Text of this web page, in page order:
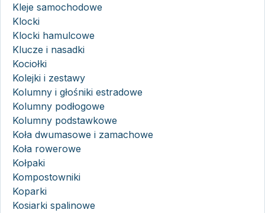
Kleje samochodowe
Klocki
Klocki hamulcowe
Klucze i nasadki
Kociołki
Kolejki i zestawy
Kolumny i głośniki estradowe
Kolumny podłogowe
Kolumny podstawkowe
Koła dwumasowe i zamachowe
Koła rowerowe
Kołpaki
Kompostowniki
Koparki
Kosiarki spalinowe